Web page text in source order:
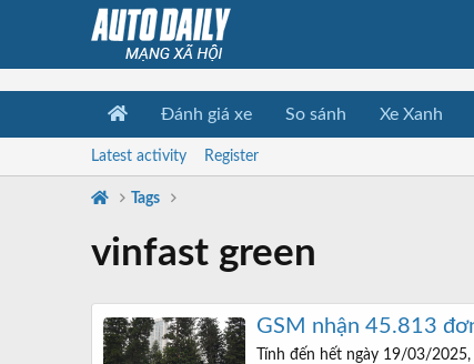
Đánh giá xe So sánh Xe Xanh
Latest activity Register
Tags
vinfast green
GSM nhận 45.813
Tính đến hết ngày 19/03/